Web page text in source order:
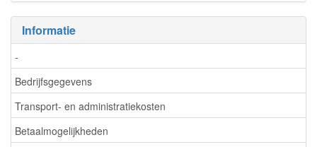
Informatie
-
Bedrijfsgegevens
Transport- en administratiekosten
Betaalmogelijkheden